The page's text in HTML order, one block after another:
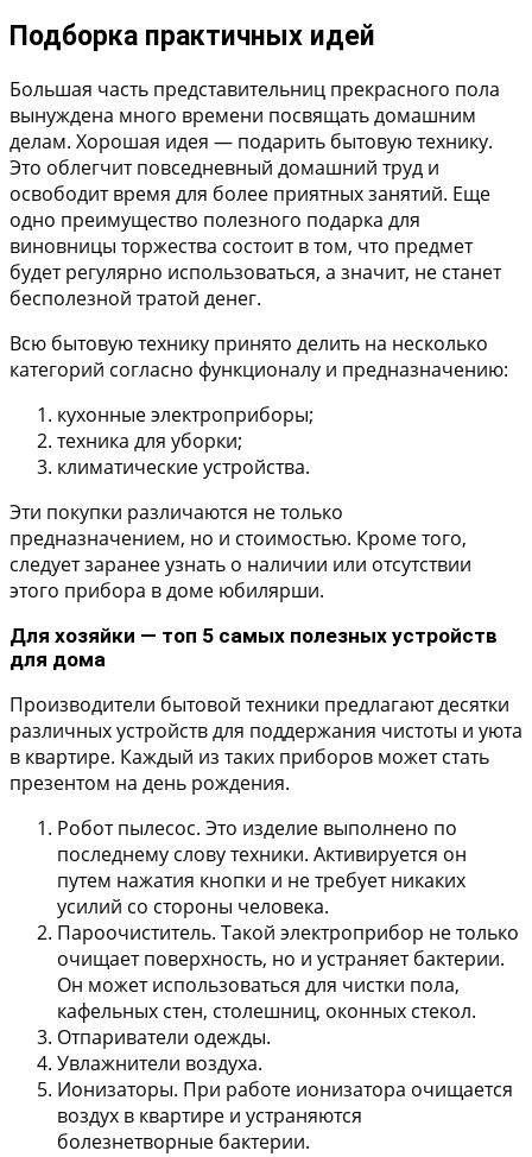
Подборка практичных идей
Большая часть представительниц прекрасного пола
вынуждена много времени посвящать домашним
делам. Хорошая идея — подарить бытовую технику.
Это облегчит повседневный домашний труд и
освободит время для более приятных занятий. Еще
одно преимущество полезного подарка для
виновницы торжества состоит в том, что предмет
будет регулярно использоваться, а значит, не станет
бесполезной тратой денег.
Всю бытовую технику принято делить на несколько
категорий согласно функционалу и предназначению:
кухонные электроприборы;
техника для уборки;
климатические устройства.
Эти покупки различаются не только
предназначением, но и стоимостью. Кроме того,
следует заранее узнать о наличии или отсутствии
этого прибора в доме юбилярши.
Для хозяйки — топ 5 самых полезных устройств
для дома
Производители бытовой техники предлагают десятки
различных устройств для поддержания чистоты и уюта
в квартире. Каждый из таких приборов может стать
презентом на день рождения.
Робот пылесос. Это изделие выполнено по
последнему слову техники. Активируется он
путем нажатия кнопки и не требует никаких
усилий со стороны человека.
Пароочиститель. Такой электроприбор не только
очищает поверхность, но и устраняет бактерии.
Он может использоваться для чистки пола,
кафельных стен, столешниц, оконных стекол.
Отпариватели одежды.
Увлажнители воздуха.
Ионизаторы. При работе ионизатора очищается
воздух в квартире и устраняются
болезнетворные бактерии.